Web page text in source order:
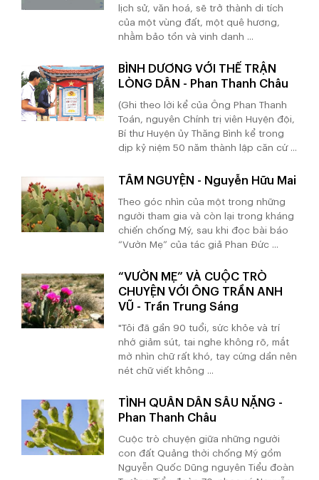
lịch sử, văn hoá, sẽ trở thành di tích
của một vùng đất, một quê hương,
nhằm bảo tồn và vinh danh ...
BÌNH DƯƠNG VỚI THẾ TRẬN
LÒNG DÂN - Phan Thanh Châu
(Ghi theo lời kể của Ông Phan Thanh
Toán, nguyên Chính trị viên Huyện đội,
Bí thư Huyện ủy Thăng Bình kể trong
dịp kỷ niệm 50 năm thành lập căn cứ ...
TÂM NGUYỆN - Nguyễn Hữu Mai
Theo góc nhìn của một trong những
người tham gia và còn lại trong kháng
chiến chống Mỹ, sau khi đọc bài báo
“Vườn Mẹ” của tác giả Phan Đức ...
“VƯỜN MẸ” VÀ CUỘC TRÒ
CHUYỆN VỚI ÔNG TRẦN ANH
VŨ - Trần Trung Sáng
"Tôi đã gần 90 tuổi, sức khỏe và trí
nhớ giảm sút, tai nghe không rõ, mắt
mờ nhìn chữ rất khó, tay cứng dần nên
nét chữ viết không ...
TÌNH QUÂN DÂN SÂU NẶNG -
Phan Thanh Châu
Cuộc trò chuyện giữa những người
con đất Quảng thời chống Mỹ gồm
Nguyễn Quốc Dũng nguyên Tiểu đoàn